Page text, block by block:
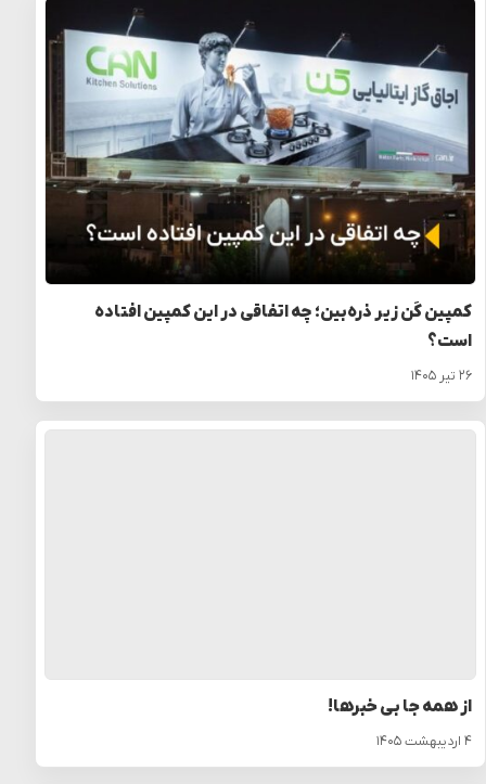
کمپین کَن زیر ذره‌بین؛ چه اتفاقی در این کمپین افتاده
است؟
۲۶ تیر ۱۴۰۵
از همه جا بی خبرها!
۴ اردیبهشت ۱۴۰۵